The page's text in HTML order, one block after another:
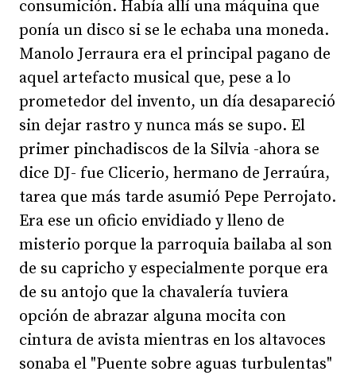
consumición. Había allí una máquina que
ponía un disco si se le echaba una moneda.
Manolo Jerraura era el principal pagano de
aquel artefacto musical que, pese a lo
prometedor del invento, un día desapareció
sin dejar rastro y nunca más se supo. El
primer pinchadiscos de la Silvia -ahora se
dice DJ- fue Clicerio, hermano de Jerraúra,
tarea que más tarde asumió Pepe Perrojato.
Era ese un oficio envidiado y lleno de
misterio porque la parroquia bailaba al son
de su capricho y especialmente porque era
de su antojo que la chavalería tuviera
opción de abrazar alguna mocita con
cintura de avista mientras en los altavoces
sonaba el "Puente sobre aguas turbulentas"